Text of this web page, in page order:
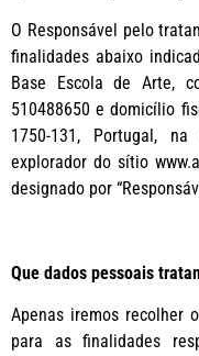
O Responsável pelo
finalidades abaixo
Base Escola de Arte,
510488650 e domicílio
1750-131, Portugal,
explorador do sítio
designado por
Que dados pessoais
Apenas iremos recolher
para as finalidades